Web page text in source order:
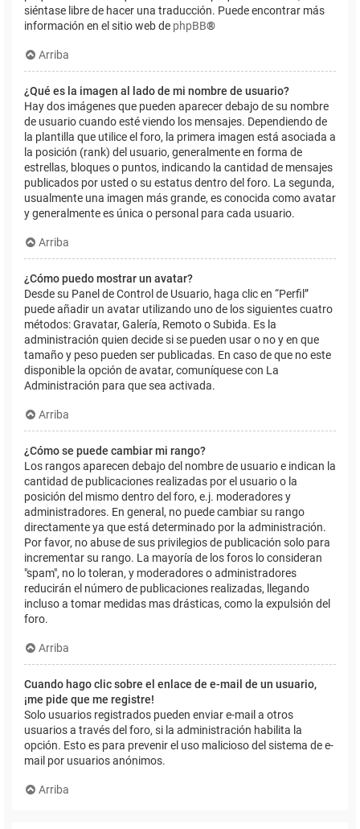
siéntase libre de hacer una traducción. Puede encontrar más
información en el sitio web de phpBB®
Arriba
¿Qué es la imagen al lado de mi nombre de usuario?
Hay dos imágenes que pueden aparecer debajo de su nombre
de usuario cuando esté viendo los mensajes. Dependiendo de
la plantilla que utilice el foro, la primera imagen está asociada a
la posición (rank) del usuario, generalmente en forma de
estrellas, bloques o puntos, indicando la cantidad de mensajes
publicados por usted o su estatus dentro del foro. La segunda,
usualmente una imagen más grande, es conocida como avatar
y generalmente es única o personal para cada usuario.
Arriba
¿Cómo puedo mostrar un avatar?
Desde su Panel de Control de Usuario, haga clic en “Perfil”
puede añadir un avatar utilizando uno de los siguientes cuatro
métodos: Gravatar, Galería, Remoto o Subida. Es la
administración quien decide si se pueden usar o no y en que
tamaño y peso pueden ser publicadas. En caso de que no este
disponible la opción de avatar, comuníquese con La
Administración para que sea activada.
Arriba
¿Cómo se puede cambiar mi rango?
Los rangos aparecen debajo del nombre de usuario e indican la
cantidad de publicaciones realizadas por el usuario o la
posición del mismo dentro del foro, e.j. moderadores y
administradores. En general, no puede cambiar su rango
directamente ya que está determinado por la administración.
Por favor, no abuse de sus privilegios de publicación solo para
incrementar su rango. La mayoría de los foros lo consideran
"spam", no lo toleran, y moderadores o administradores
reducirán el número de publicaciones realizadas, llegando
incluso a tomar medidas mas drásticas, como la expulsión del
foro.
Arriba
Cuando hago clic sobre el enlace de e-mail de un usuario,
¡me pide que me registre!
Solo usuarios registrados pueden enviar e-mail a otros
usuarios a través del foro, si la administración habilita la
opción. Esto es para prevenir el uso malicioso del sistema de e-
mail por usuarios anónimos.
Arriba